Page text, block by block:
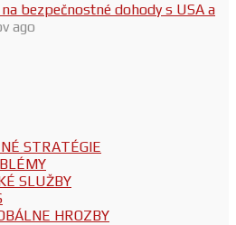
bezpečnostné dohody s USA a
ago
STRATÉGIE
SLUŽBY
HROZBY